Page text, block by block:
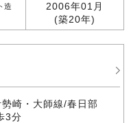
造
2006年01月
(築20年)
崎・大師線/春日部
3分